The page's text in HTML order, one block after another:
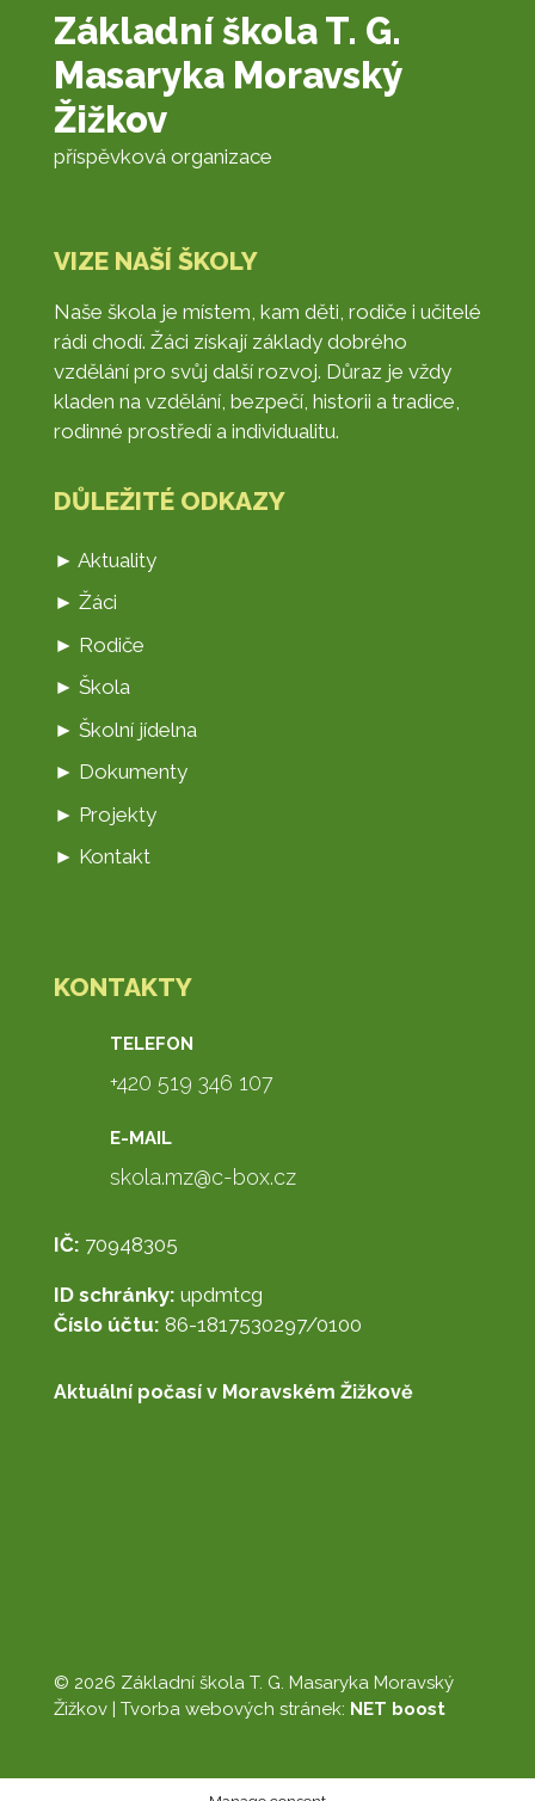
Základní škola T. G.
Masaryka Moravský
Žižkov
příspěvková organizace
VIZE NAŠÍ ŠKOLY
Naše škola je místem, kam děti, rodiče i učitelé
rádi chodí. Žáci získají základy dobrého
vzdělání pro svůj další rozvoj. Důraz je vždy
kladen na vzdělání, bezpečí, historii a tradice,
rodinné prostředí a individualitu.
DŮLEŽITÉ ODKAZY
► Aktuality
► Žáci
► Rodiče
► Škola
► Školní jídelna
► Dokumenty
► Projekty
► Kontakt
KONTAKTY
TELEFON
+420 519 346 107
E-MAIL
skola.mz@c-box.cz
IČ: 70948305
ID schránky: updmtcg
Číslo účtu: 86-1817530297/0100
Aktuální počasí v Moravském Žižkově
© 2026 Základní škola T. G. Masaryka Moravský
Žižkov | Tvorba webových stránek: NET boost